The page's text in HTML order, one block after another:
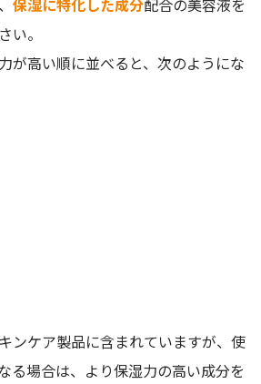
い。
が高い順に並べると、次のようにな
ンケア製品に含まれていますが、使
る場合は、より保湿力の高い成分を